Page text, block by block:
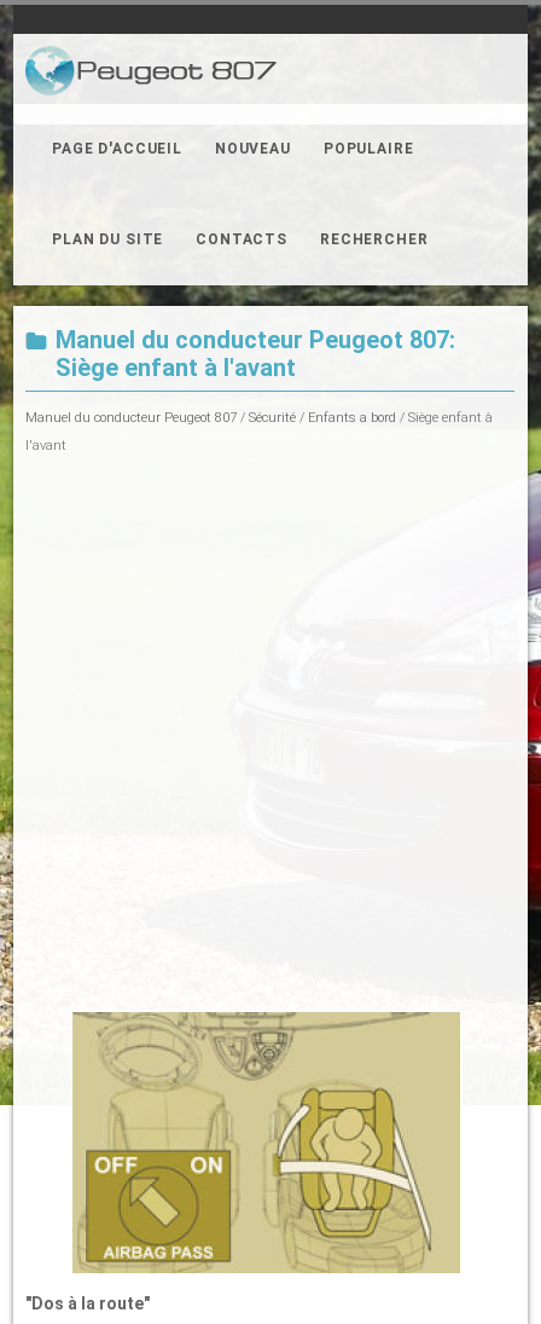
PAGE D'ACCUEIL NOUVEAU POPULAIRE
PLAN DU SITE CONTACTS RECHERCHER
Manuel du conducteur Peugeot 807:
Siège enfant à l'avant
Manuel du conducteur Peugeot 807 /Sécurité / Enfants a bord / Siège enfant à
l'avant
"Dos à la route"